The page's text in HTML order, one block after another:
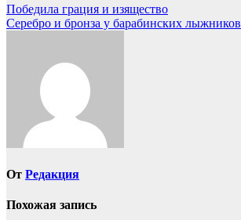
Навигация
по
Победила грация и изящество
Серебро и бронза у барабинских лыжников
От Редакция
Похожая запись